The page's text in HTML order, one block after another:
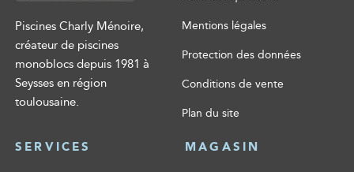
Piscines Charly Ménoire,
créateur de piscines
monoblocs depuis 1981 à
Seysses en région
toulousaine.
Mentions légales
Protection des données
Conditions de vente
Plan du site
SERVICES MAGASIN